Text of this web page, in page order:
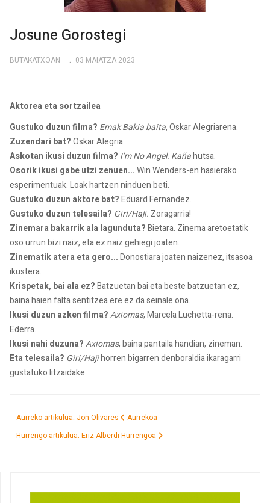
Josune Gorostegi
BUTAKATXOAN 03 MAIATZA 2023
Aktorea eta sortzailea
Gustuko duzun filma? Emak Bakia baita, Oskar Alegriarena.
Zuzendari bat?Oskar Alegria.
Askotan ikusi duzun filma? I’m No Angel. Kañahutsa.
Osorik ikusi gabe utzi zenuen...Win Wenders-en hasierako
esperimentuak. Loak hartzen ninduen beti.
Gustuko duzun aktore bat?Eduard Fernandez.
Gustuko duzun telesaila? Giri/Haji. Zoragarria!
Zinemara bakarrik ala lagunduta?Bietara. Zinema aretoetatik
oso urrun bizi naiz, eta ez naiz gehiegi joaten.
Zinematik atera eta gero...Donostiara joaten naizenez, itsasoa
ikustera.
Krispetak, bai ala ez?Batzuetan bai eta beste batzuetan ez,
baina haien falta sentitzea ere ez da seinale ona.
Ikusi duzun azken filma?Axiomas, Marcela Luchetta-rena.
Ederra.
Ikusi nahi duzuna?Axiomas, baina pantaila handian, zineman.
Eta telesaila? Giri/Hajihorren bigarren denboraldia ikaragarri
gustatuko litzaidake.
Aurreko artikulua: Jon Olivares
Aurrekoa
Hurrengo artikulua: Eriz Alberdi Hurrengoa